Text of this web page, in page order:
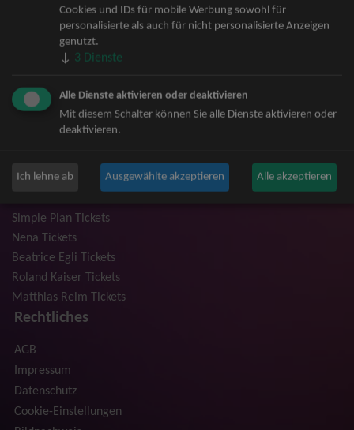
Bob Dylan Tickets
Mark Forster Tickets
The Prodigy Tickets
Niedeckens BAP Tickets
Judas Priest Tickets
Trailerpark & Friends Tickets
Simple Plan Tickets
Nena Tickets
Beatrice Egli Tickets
Roland Kaiser Tickets
Matthias Reim Tickets
Rechtliches
AGB
Impressum
Datenschutz
Cookie-Einstellungen
Cookies und IDs für mobile Werbung sowohl für
personalisierte als auch für nicht personalisierte Anzeigen
genutzt.
↓ 3 Dienste
Alle Dienste aktivieren oder deaktivieren
Mit diesem Schalter können Sie alle Dienste aktivieren oder
deaktivieren.
Ich lehne ab Ausgewählte akzeptieren Alle akzeptieren